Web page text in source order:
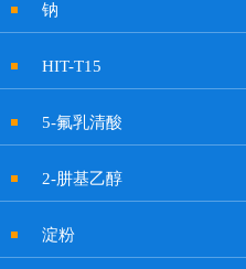
钠
HIT-T15
5-氟乳清酸
2-肼基乙醇
淀粉